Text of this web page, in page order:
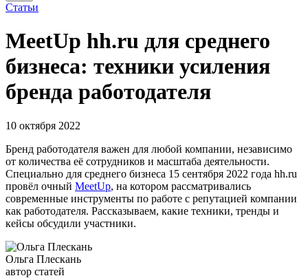
Статьи
MeetUp hh.ru для среднего
бизнеса: техники усиления
бренда работодателя
10 октября 2022
Бренд работодателя важен для любой компании, независимо
от количества её сотрудников и масштаба деятельности.
Специально для среднего бизнеса 15 сентября 2022 года hh.ru
провёл очный MeetUp, на котором рассматривались
современные инструменты по работе с репутацией компании
как работодателя. Рассказываем, какие техники, тренды и
кейсы обсудили участники.
Ольга Плескань
автор статей